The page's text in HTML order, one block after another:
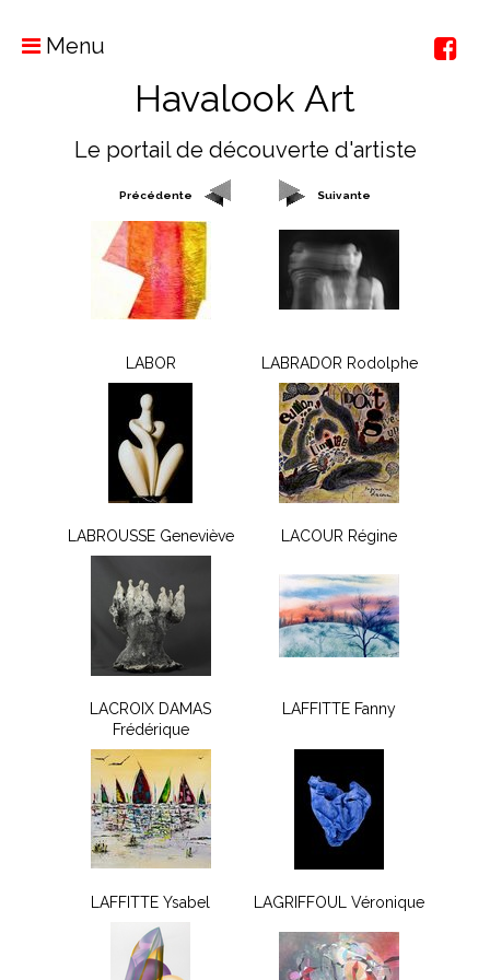
Menu
Havalook Art
Le portail de découverte d'artiste
Précédente Suivante
LABOR LABRADOR Rodolphe
LABROUSSE Geneviève LACOUR Régine
LACROIX DAMAS
Frédérique
LAFFITTE Fanny
LAFFITTE Ysabel LAGRIFFOUL Véronique